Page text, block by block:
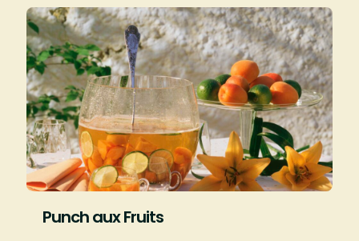
Punch aux Fruits